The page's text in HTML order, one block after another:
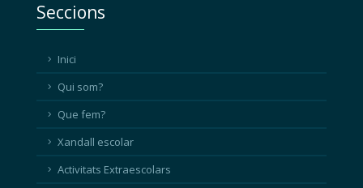
Seccions
Inici
Qui som?
Que fem?
Xandall escolar
Activitats Extraescolars